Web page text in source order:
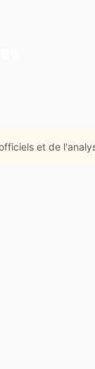
et de